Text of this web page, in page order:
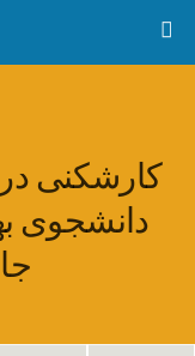
کارشکنی
دانشجوی